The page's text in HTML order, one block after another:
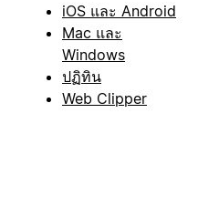
iOS และ Android
Mac และ
Windows
ปฏิทิน
Web Clipper